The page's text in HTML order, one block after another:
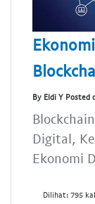
By Eldi Y Posted
Digital,
Ekonomi
Dilihat: 795